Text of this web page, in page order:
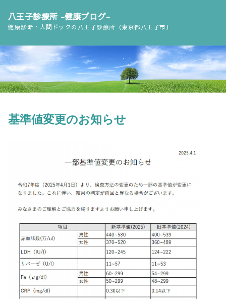
ン
ツ
へ
ス
キ
八王子診療所 -健康ブログ-
健康診断・人間ドックの八王子診療所（東京都八王子市）
基準値変更のお知らせ